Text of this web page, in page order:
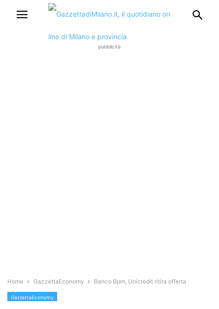
pubblicità
Home GazzettaEconomy Banco Bpm, Unicredit ritira offerta
GazzettaEconomy